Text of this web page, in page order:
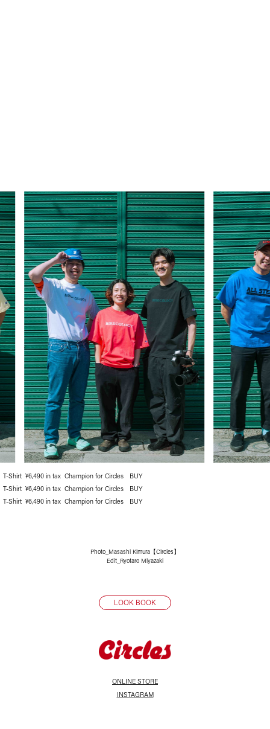
T-Shirt ¥6,490 in tax Champion for Circles
BUY
T-Shirt ¥6,490 in tax Champion for Circles
BUY
T-Shirt ¥6,490 in tax Champion for Circles
BUY
Photo_Masashi Kimura【Circles】
Edit_Ryotaro Miyazaki
LOOK BOOK
ONLINE STORE
INSTAGRAM